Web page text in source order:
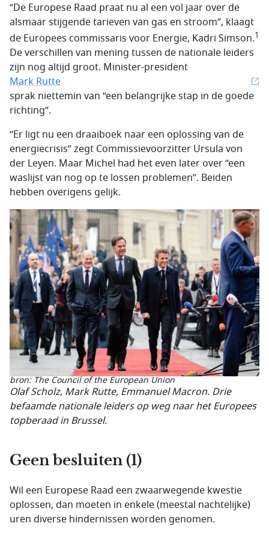
“De Europese Raad praat nu al een vol jaar over de
alsmaar stijgende tarieven van gas en stroom”, klaagt
de Europees commissaris voor Energie, Kadri Simson.1
De verschillen van mening tussen de nationale leiders
zijn nog altijd groot. Minister-president
Mark Rutte
sprak niettemin van “een belangrijke stap in de goede
richting”.
“Er ligt nu een draaiboek naar een oplossing van de
energiecrisis” zegt Commissievoorzitter Ursula von
der Leyen. Maar Michel had het even later over “een
waslijst van nog op te lossen problemen”. Beiden
hebben overigens gelijk.
bron: The Council of the European Union
Olaf Scholz, Mark Rutte, Emmanuel Macron. Drie
befaamde nationale leiders op weg naar het Europees
topberaad in Brussel.
Geen besluiten (1)
Wil een Europese Raad een zwaarwegende kwestie
oplossen, dan moeten in enkele (meestal nachtelijke)
uren diverse hindernissen worden genomen.